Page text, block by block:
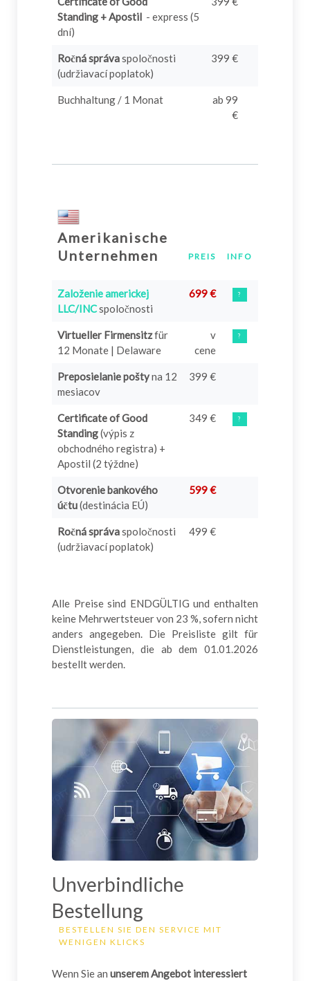
Standing + Apostil - express (5
dní)
Ročná správaspoločnosti
(udržiavací poplatok)
399 €
Buchhaltung / 1 Monat
ab 99
€
Amerikanische
Unternehmen
PREIS INFO
Založenie americkej
LLC/INCspoločnosti
699 € ?
Virtueller Firmensitzfür
12 Monate | Delaware
v
cene
?
Preposielanie poštyna 12
mesiacov
399 €
Certificate of Good
Standing(výpis z
obchodného registra) +
Apostil (2 týždne)
349 € ?
Otvorenie bankového
účtu(destinácia EÚ)
599 €
Ročná správaspoločnosti
(udržiavací poplatok)
499 €
Alle Preise sind ENDGÜLTIG und enthalten
keine Mehrwertsteuer von 23 %, sofern nicht
anders angegeben. Die Preisliste gilt für
Dienstleistungen, die ab dem 01.01.2026
bestellt werden.
Unverbindliche
Bestellung
BESTELLEN SIE DEN SERVICE MIT
WENIGEN KLICKS
Wenn Sie an unserem Angebot interessiert